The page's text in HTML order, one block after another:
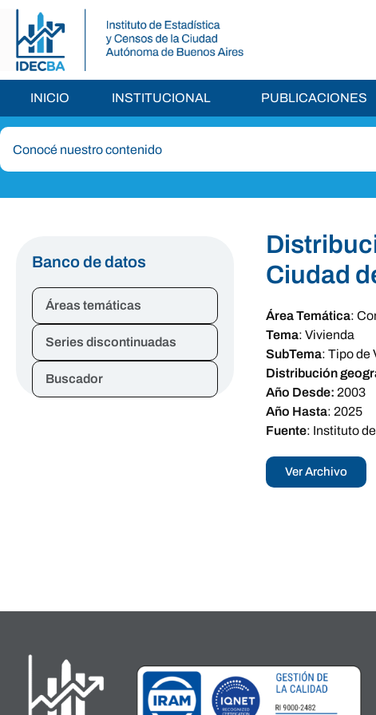
INICIO INSTITUCIONAL PUBLICACIONES
Banco de datos
Áreas temáticas
Series discontinuadas
Buscador
Ciudad
Área Temática:
Tema: Vivienda
SubTema: Tipo de
Distribución
Año Desde: 2003
Año Hasta: 2025
Fuente: Instituto
Ver Archivo